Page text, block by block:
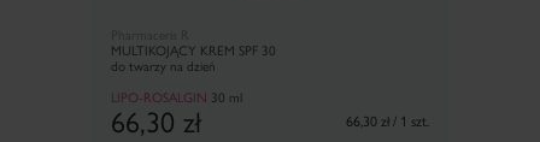
MULTIKOJĄCY KREM SPF 30
do twarzy na dzień
LIPO-ROSALGIN 30 ml
66,30 zł 66,30 zł / 1 szt.